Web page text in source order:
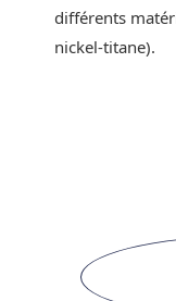
différents
nickel-titane).